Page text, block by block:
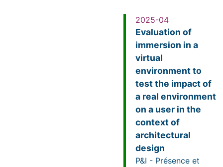
2025-04
Evaluation of
immersion in a
virtual
environment to
test the impact of
a real environment
on a user in the
context of
architectural
design
P&I - Présence et